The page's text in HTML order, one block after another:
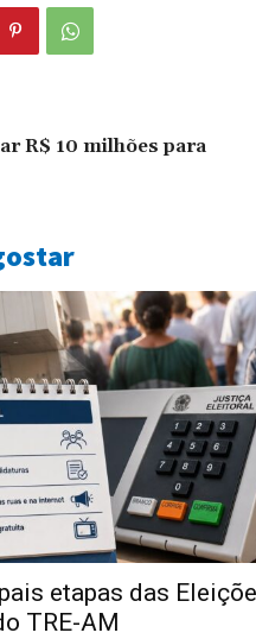
R$ 10 milhões para
etapas das
TRE-AM